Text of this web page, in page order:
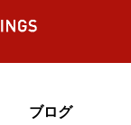
ブログ